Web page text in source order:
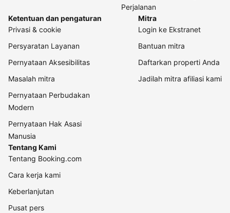
Perjalanan
Ketentuan dan pengaturan
Privasi & cookie
Persyaratan Layanan
Pernyataan Aksesibilitas
Masalah mitra
Pernyataan Perbudakan
Modern
Pernyataan Hak Asasi
Manusia
Mitra
Login ke Ekstranet
Bantuan mitra
Daftarkan properti Anda
Jadilah mitra afiliasi kami
Tentang Kami
Tentang Booking.com
Cara kerja kami
Keberlanjutan
Pusat pers